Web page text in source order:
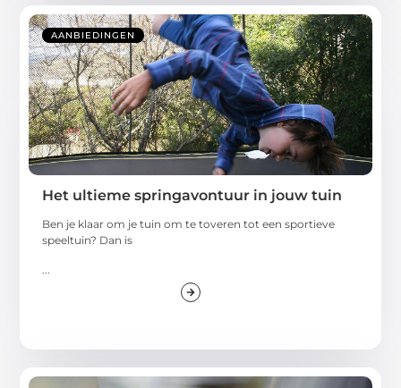
AANBIEDINGEN
Het ultieme springavontuur in jouw tuin
Ben je klaar om je tuin om te toveren tot een sportieve
speeltuin? Dan is